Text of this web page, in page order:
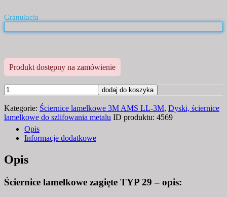
Granulacja
Produkt dostępny na zamówienie
ilość
lamelkowa
3M
969F
T29
180x22
#40
CUBITRON-
II
dodaj do koszyka
Kategorie: Ściernice lamelkowe 3M AMS LL-3M, Dyski, ściernice
lamelkowe do szlifowania metalu ID produktu: 4569
Opis
Informacje dodatkowe
Opis
Ściernice lamelkowe zagięte TYP 29 – opis: